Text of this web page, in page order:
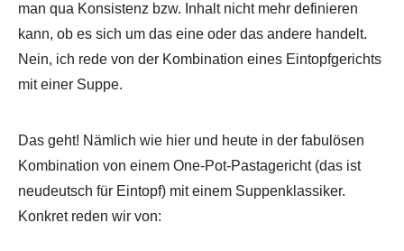
man qua Konsistenz bzw. Inhalt nicht mehr definieren
kann, ob es sich um das eine oder das andere handelt.
Nein, ich rede von der Kombination eines Eintopfgerichts
mit einer Suppe.
Das geht! Nämlich wie hier und heute in der fabulösen
Kombination von einem One-Pot-Pastagericht (das ist
neudeutsch für Eintopf) mit einem Suppenklassiker.
Konkret reden wir von: